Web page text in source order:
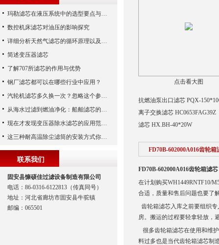
点击看大图
抗燃油泵出口滤芯 PQX-
离子交换滤芯 HC0653FAG39Z
滤芯 HX.BH-40*20W
FD70B-602000A016齿轮箱
FD70B-602000A016齿轮箱滤芯
在计划购买WH1449RNTF10/
合适，质量和售后问题也要了
齿轮箱滤芯入库之前要组织
房。搬运的过程要轻拿轻放，
很多齿轮箱滤芯在使用和维
料过多也是当代齿轮箱滤芯制
玛勒滤芯在液压系统中的选型要点与常见误区
数控机床滤芯对油压的影响探究
详细分析天然气滤芯的循环原理以及使用特性
简述变压器滤芯
了解707所滤芯的作用与优势
钢厂滤芯都可以在哪些行业中应用？
汽轮机滤芯多久换一次？忽略这个参数，机组非停损失可能上百万！
从海水过滤到燃油净化：船舶滤芯的多场景应用解析
现在才发现变压器除水滤芯的应用范围如此之广
这三种耐高温除尘滤筒的安装方式你都知道吗？
联系我们
固安县慷硕佳过滤设备制造有限公司
电话：86-0316-6122813（传真同号）
地址：河北省廊坊市固安县牛驼镇
邮编：065501